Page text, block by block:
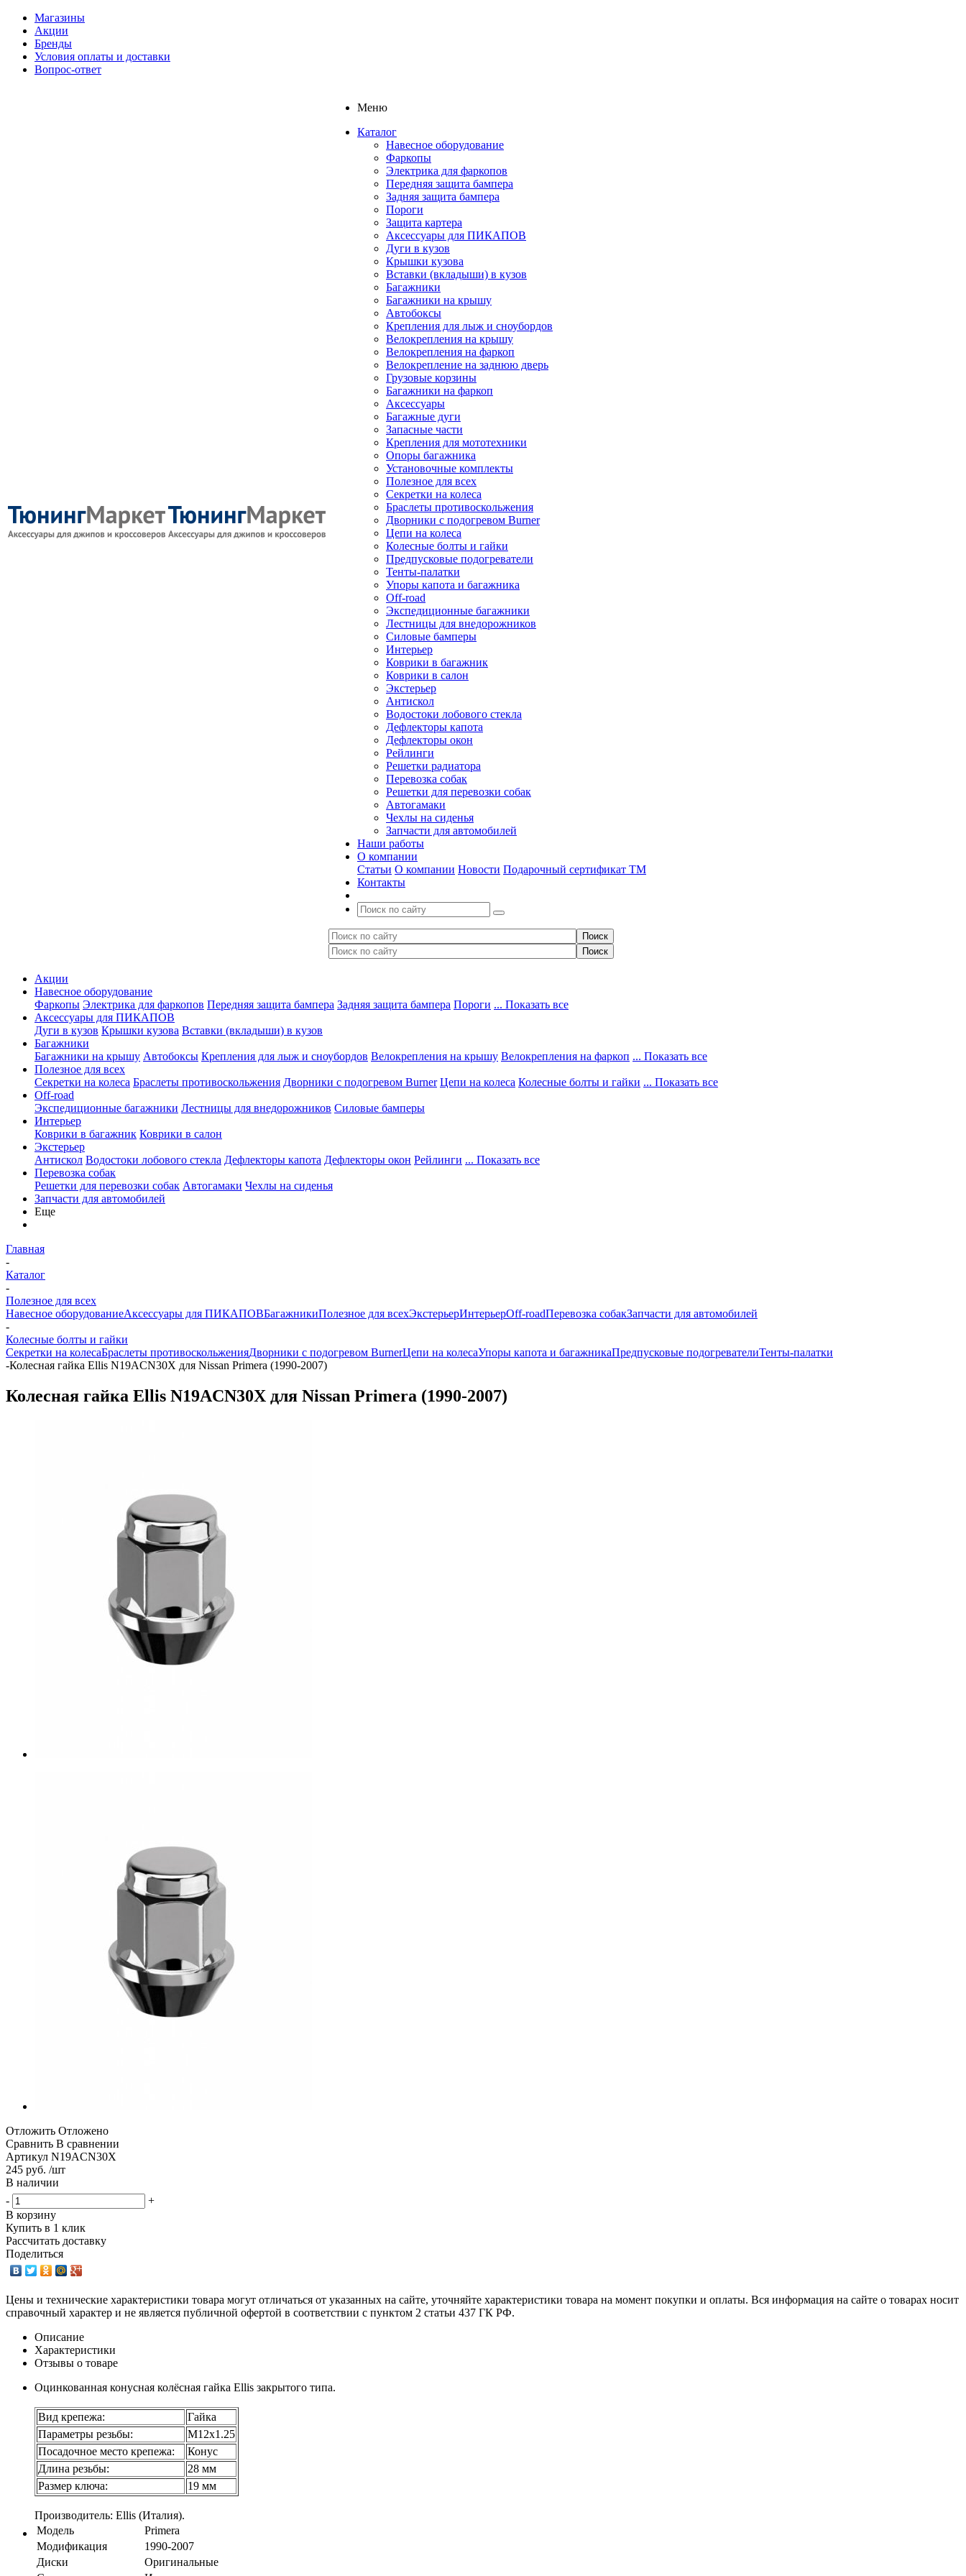
Магазины
Акции
Бренды
Условия оплаты и доставки
Вопрос-ответ
Меню
Каталог
Навесное оборудование
Фаркопы
Электрика для фаркопов
Передняя защита бампера
Задняя защита бампера
Пороги
Защита картера
Аксессуары для ПИКАПОВ
Дуги в кузов
Крышки кузова
Вставки (вкладыши) в кузов
Багажники
Багажники на крышу
Автобоксы
Крепления для лыж и сноубордов
Велокрепления на крышу
Велокрепления на фаркоп
Велокрепление на заднюю дверь
Грузовые корзины
Багажники на фаркоп
Аксессуары
Багажные дуги
Запасные части
Крепления для мототехники
Опоры багажника
Установочные комплекты
Полезное для всех
Секретки на колеса
Браслеты противоскольжения
Дворники с подогревом Burner
Цепи на колеса
Колесные болты и гайки
Предпусковые подогреватели
Тенты-палатки
Упоры капота и багажника
Off-road
Экспедиционные багажники
Лестницы для внедорожников
Силовые бамперы
Интерьер
Коврики в багажник
Коврики в салон
Экстерьер
Антискол
Водостоки лобового стекла
Дефлекторы капота
Дефлекторы окон
Рейлинги
Решетки радиатора
Перевозка собак
Решетки для перевозки собак
Автогамаки
Чехлы на сиденья
Запчасти для автомобилей
Наши работы
О компании
Статьи О компании Новости Подарочный сертификат ТМ
Контакты
Акции
Навесное оборудование
Фаркопы Электрика для фаркопов Передняя защита бампера Задняя защита бампера Пороги ... Показать все
Аксессуары для ПИКАПОВ
Дуги в кузов Крышки кузова Вставки (вкладыши) в кузов
Багажники
Багажники на крышу Автобоксы Крепления для лыж и сноубордов Велокрепления на крышу Велокрепления на фаркоп ... Показать все
Полезное для всех
Секретки на колеса Браслеты противоскольжения Дворники с подогревом Burner Цепи на колеса Колесные болты и гайки ... Показать все
Off-road
Экспедиционные багажники Лестницы для внедорожников Силовые бамперы
Интерьер
Коврики в багажник Коврики в салон
Экстерьер
Антискол Водостоки лобового стекла Дефлекторы капота Дефлекторы окон Рейлинги ... Показать все
Перевозка собак
Решетки для перевозки собак Автогамаки Чехлы на сиденья
Запчасти для автомобилей
Еще
Главная
-
Каталог
-
Полезное для всех
Навесное оборудованиеАксессуары для ПИКАПОВБагажникиПолезное для всехЭкстерьерИнтерьерOff-roadПеревозка собакЗапчасти для автомобилей
-
Колесные болты и гайки
Секретки на колесаБраслеты противоскольженияДворники с подогревом BurnerЦепи на колесаУпоры капота и багажникаПредпусковые подогревателиТенты-палатки
-Колесная гайка Ellis N19ACN30X для Nissan Primera (1990-2007)
Колесная гайка Ellis N19ACN30X для Nissan Primera (1990-2007)
Отложить Отложено
Сравнить В сравнении
Артикул N19ACN30X
245 руб. /шт
В наличии
-
+
В корзину
Купить в 1 клик
Рассчитать доставку
Поделиться
Цены и технические характеристики товара могут отличаться от указанных на сайте, уточняйте характеристики товара на момент покупки и оплаты. Вся информация на сайте о товарах носит
справочный характер и не является публичной офертой в соответствии с пунктом 2 статьи 437 ГК РФ.
Описание
Характеристики
Отзывы о товаре
Оцинкованная конусная колёсная гайка Ellis закрытого типа.
Вид крепежа:
Гайка
Параметры резьбы:
М12х1.25
Посадочное место крепежа:
Конус
Длина резьбы:
28 мм
Размер ключа:
19 мм
Производитель: Ellis (Италия).
Модель
Primera
Модификация
1990-2007
Диски
Оригинальные